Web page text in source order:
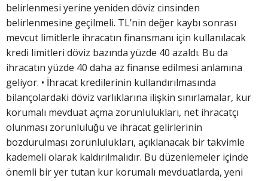
belirlenmesi yerine yeniden döviz cinsinden
belirlenmesine geçilmeli. TL’nin değer kaybı sonrası
mevcut limitlerle ihracatın finansmanı için kullanılacak
kredi limitleri döviz bazında yüzde 40 azaldı. Bu da
ihracatın yüzde 40 daha az finanse edilmesi anlamına
geliyor. • İhracat kredilerinin kullandırılmasında
bilançolardaki döviz varlıklarına ilişkin sınırlamalar, kur
korumalı mevduat açma zorunlulukları, net ihracatçı
olunması zorunluluğu ve ihracat gelirlerinin
bozdurulması zorunlulukları, açıklanacak bir takvimle
kademeli olarak kaldırılmalıdır. Bu düzenlemeler içinde
önemli bir yer tutan kur korumalı mevduatlarda, yeni